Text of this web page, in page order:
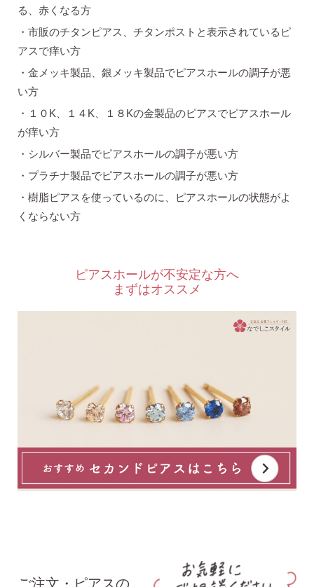
る、赤くなる方
市販のチタンピアス、チタンポストと表示されているピ
アスで痒い方
金メッキ製品、銀メッキ製品でピアスホールの調子が悪
い方
１０K、１４K、１８Kの金製品のピアスでピアスホール
が痒い方
シルバー製品でピアスホールの調子が悪い方
プラチナ製品でピアスホールの調子が悪い方
樹脂ピアスを使っているのに、ピアスホールの状態がよ
くならない方
ピアスホールが不安定な方へ
まずはオススメ
ご注文・ピアスの